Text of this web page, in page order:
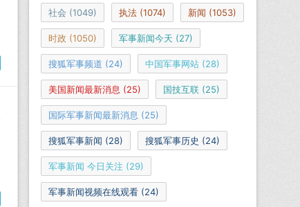
社会 (1049) 执法 (1074) 新闻 (1053)
时政 (1050) 军事新闻今天 (27)
搜狐军事频道 (24) 中国军事网站 (28)
美国新闻最新消息 (25) 国技互联 (25)
国际军事新闻最新消息 (25)
搜狐军事新闻 (28) 搜狐军事历史 (24)
军事新闻 今日关注 (29)
军事新闻视频在线观看 (24)